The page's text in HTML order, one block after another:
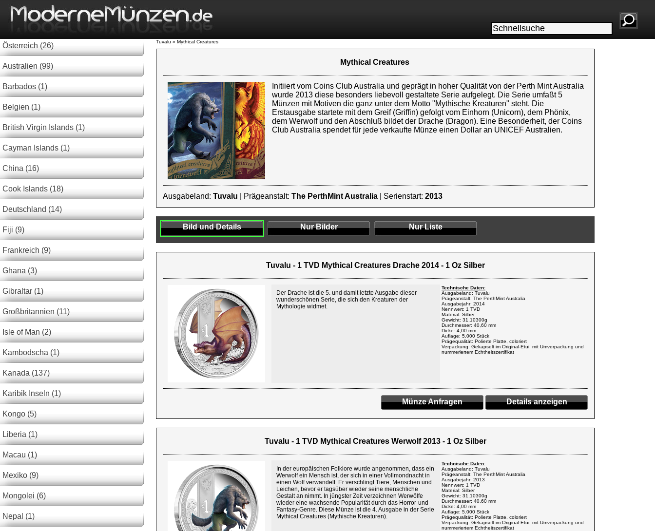
Österreich (26)
Australien (99)
Barbados (1)
Belgien (1)
British Virgin Islands (1)
Cayman Islands (1)
China (16)
Cook Islands (18)
Deutschland (14)
Fiji (9)
Frankreich (9)
Ghana (3)
Gibraltar (1)
Großbritannien (11)
Isle of Man (2)
Kambodscha (1)
Kanada (137)
Karibik Inseln (1)
Kongo (5)
Liberia (1)
Macau (1)
Mexiko (9)
Mongolei (6)
Nepal (1)
Tuvalu » Mythical Creatures
Mythical Creatures
Initiiert vom Coins Club Australia und geprägt in hoher Qualität von der Perth Mint Australia
wurde 2013 diese besonders liebevoll gestaltete Serie aufgelegt. Die Serie umfaßt 5
Münzen mit Motiven die ganz unter dem Motto "Mythische Kreaturen" steht. Die
Erstausgabe startete mit dem Greif (Griffin) gefolgt vom Einhorn (Unicorn), dem Phönix,
dem Werwolf und den Abschluß bildet der Drache (Dragon). Eine Besonderheit, der Coins
Club Australia spendet für jede verkaufte Münze einen Dollar an UNICEF Australien.
Ausgabeland: Tuvalu | Prägeanstalt: The PerthMint Australia | Serienstart: 2013
Bild und Details Nur Bilder Nur Liste
Tuvalu - 1 TVD Mythical Creatures Drache 2014 - 1 Oz Silber
Der Drache ist die 5. und damit letzte Ausgabe dieser
wunderschönen Serie, die sich den Kreaturen der
Mythologie widmet.
Technische Daten:
Ausgabeland: Tuvalu
Prägeanstalt: The PerthMint Australia
Ausgabejahr: 2014
Nennwert: 1 TVD
Material: Silber
Gewicht: 31,10300g
Durchmesser: 40,60 mm
Dicke: 4,00 mm
Auflage: 5.000 Stück
Prägequalität: Polierte Platte, coloriert
Verpackung: Gekapselt im Original-Etui, mit Umverpackung und
nummeriertem Echtheitszertifikat
Details anzeigen
Münze Anfragen
Tuvalu - 1 TVD Mythical Creatures Werwolf 2013 - 1 Oz Silber
In der europäischen Folklore wurde angenommen, dass ein
Werwolf ein Mensch ist, der sich in einer Vollmondnacht in
einen Wolf verwandelt. Er verschlingt Tiere, Menschen und
Leichen, bevor er tagsüber wieder seine menschliche
Gestalt an nimmt. In jüngster Zeit verzeichnen Werwölfe
wieder eine wachsende Popularität durch das Horror-und
Fantasy-Genre. Diese Münze ist die 4. Ausgabe in der Serie
Mythical Creatures (Mythische Kreaturen).
Technische Daten:
Ausgabeland: Tuvalu
Prägeanstalt: The PerthMint Australia
Ausgabejahr: 2013
Nennwert: 1 TVD
Material: Silber
Gewicht: 31,10300g
Durchmesser: 40,60 mm
Dicke: 4,00 mm
Auflage: 5.000 Stück
Prägequalität: Polierte Platte, coloriert
Verpackung: Gekapselt im Original-Etui, mit Umverpackung und
nummeriertem Echtheitszertifikat